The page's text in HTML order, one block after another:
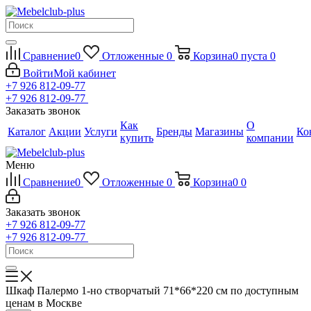
Сравнение0 Отложенные 0 Корзина0 пуста 0
ВойтиМой кабинет
+7 926 812-09-77
+7 926 812-09-77
Заказать звонок
Каталог Акции Услуги
Как
купить
Бренды Магазины
О
компании
Меню
Сравнение0 Отложенные 0 Корзина0 0
Заказать звонок
+7 926 812-09-77
+7 926 812-09-77
Шкаф Палермо 1-но створчатый 71*66*220 см по доступным
ценам в Москве